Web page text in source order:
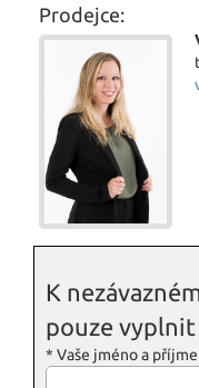
Prodejce:
K
pouze
* Vaše jméno a